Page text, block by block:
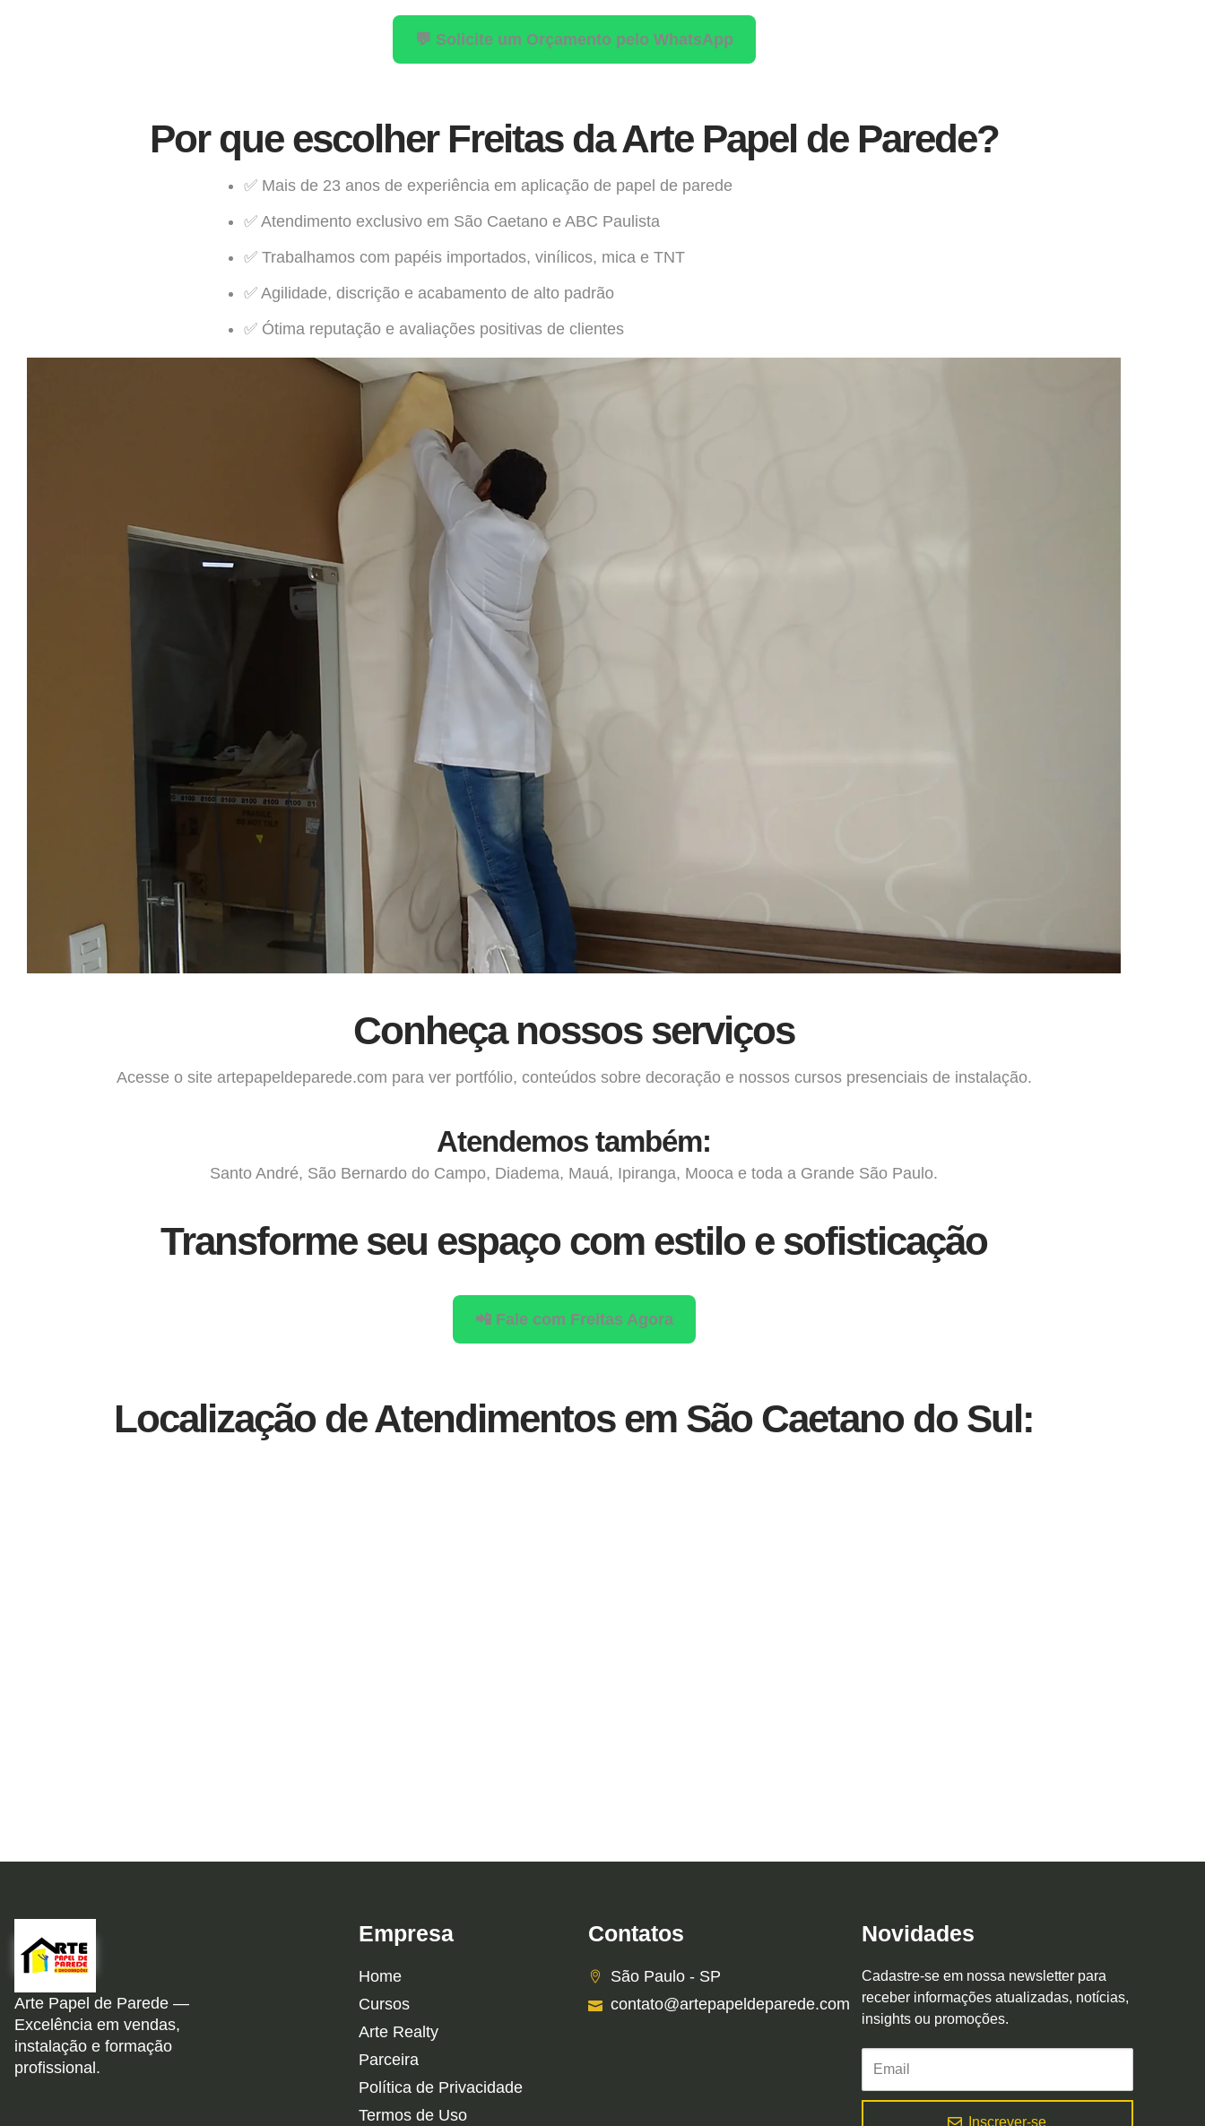
💬 Solicite um Orçamento pelo WhatsApp
Por que escolher Freitas da Arte Papel de Parede?
✅ Mais de 23 anos de experiência em aplicação de papel de parede
✅ Atendimento exclusivo em São Caetano e ABC Paulista
✅ Trabalhamos com papéis importados, vinílicos, mica e TNT
✅ Agilidade, discrição e acabamento de alto padrão
✅ Ótima reputação e avaliações positivas de clientes
Conheça nossos serviços
Acesse o site artepapeldeparede.com para ver portfólio, conteúdos sobre decoração e nossos cursos presenciais de instalação.
Atendemos também:
Santo André, São Bernardo do Campo, Diadema, Mauá, Ipiranga, Mooca e toda a Grande São Paulo.
Transforme seu espaço com estilo e sofisticação
📲 Fale com Freitas Agora
Localização de Atendimentos em São Caetano do Sul:
Arte Papel de Parede —
Excelência em vendas,
instalação e formação
profissional.
Empresa
Home
Cursos
Arte Realty
Parceira
Política de Privacidade
Termos de Uso
Contatos
São Paulo - SP
contato@artepapeldeparede.com
Novidades
Cadastre-se em nossa newsletter para
receber informações atualizadas, notícias,
insights ou promoções.
Inscrever-se